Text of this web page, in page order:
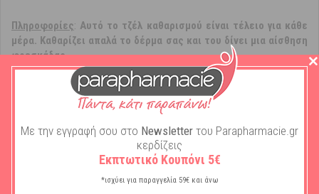
Πληροφoρίες: Αυτό το τζέλ καθαρισμού είναι τέλειο για κάθε
μέρα. Καθαρίζει απαλά το δέρμα σας και του δίνει μια αίσθηση
φρεσκάδας.
Ο οργανικόςΥδρολύτης του Altai Ιπποφαές
συνολική υγεία του δέρματος ενισχύοντας την ελαστικότητα και
την ενυδάτωση.
Η
βοηθά στην ενίσχυση του φυσικού αμυντικού
συστήματος της επιδερμίδας, επιταχύνοντας τη διαδικασία
αφήνοντας την πιο λαμπερή.
Με την εγγραφή σου στο Newsletter του Parapharmacie.gr
κερδίζεις
Εκπτωτικό Κουπόνι 5€
*ισχύει για παραγγελία 59€ και άνω